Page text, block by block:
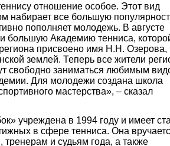
отношение особое. Этот вид
набирает все большую
пополняет молодежь. В августе
большую Академию тенниса,
присвоено имя Н.Н. Озерова,
землей. Теперь все жители
свободно заниматься любимым
Для молодежи создана школа
мастерства», – сказал
учреждена в 1994 году и имеет
в сфере тенниса. Она
и судьям года, а также